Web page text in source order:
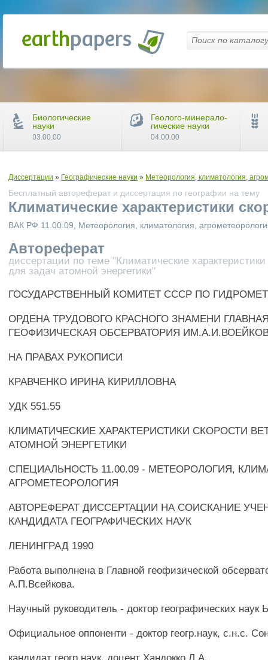
Диссертации » Географические науки » Метеорология, климатология,
Бесплатный автореферат и диссертация по географии на тему
Климатические характеристики
ВАК РФ 11.00.09, Метеорология, климатология,
Автореферат
диссертации по теме "Климатические характеристики
для задач атомной энергетики"
ГОСУДАРСТВЕННЫЙ КОМИТЕТ СССР ПО
ОРДЕНА ТРУДОВОГО КРАСНОГО ЗНАМЕНИ
ГЕОФИЗИЧЕСКАЯ ОБСЕРВАТОРИЯ
НА ПРАВАХ РУКОПИСИ
КРАВЧЕНКО ИРИНА КИРИЛЛОВНА
УДК 551.55
КЛИМАТИЧЕСКИЕ ХАРАКТЕРИСТИКИ СКОРОСТИ
АТОМНОЙ ЭНЕРГЕТИКИ
СПЕЦИАЛЬНОСТЬ 11.00.09 - МЕТЕОРОЛОГИЯ,
АГРОМЕТЕОРОЛОГИЯ
АВТОРЕФЕРАТ ДИССЕРТАЦИИ НА СОИСКАНИЕ
КАНДИДАТА ГЕОГРАФИЧЕСКИХ НАУК
ЛЕНИНГРАД 1990
Работа выполнена в Главной геофизической
А.П.Всейкова.
Научный руководитель - доктор географических
Официальное оппоненти - доктор геогр.наук, с.н.с.
кандидат геогр.наук, доцент Хандокко Л.А.
Биологические
науки
03.00.00
Геолого-минерало-
гические науки
04.00.00